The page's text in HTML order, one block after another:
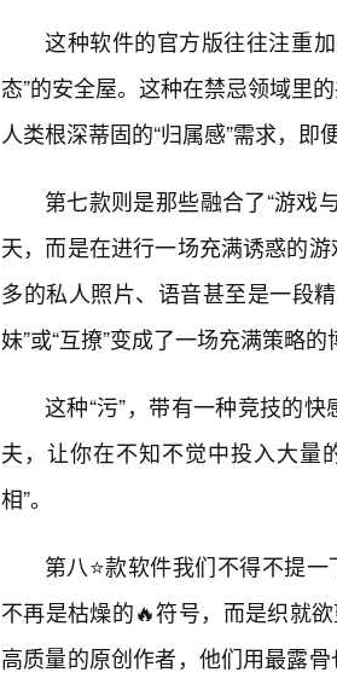
这种软件的官方版往往注重
态”的安全屋。这种在禁忌领域里
人类根深蒂固的“归属感”需求，即
第七款则是那些融合了“游戏
天，而是在进行一场充满诱惑的
多的私人照片、语音甚至是一段
妹”或“互撩”变成了一场充满策略的
这种“污”，带有一种竞技的
夫，让你在不知不觉中投入大量
相”。
第八⭐款软件我们不得不提
不再是枯燥的🔥符号，而是织就
高质量的原创作者，他们用最露